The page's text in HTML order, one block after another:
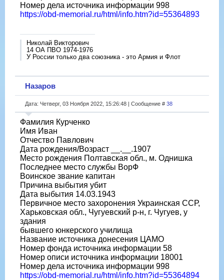
Номер дела источника информации 998
https://obd-memorial.ru/html/info.htm?id=55364893
Николай Викторович
14 ОА ПВО 1974-1976
У России только два союзника - это Армия и Флот
Назаров
Дата: Четверг, 03 Ноября 2022, 15:26:48 | Сообщение # 38
Фамилия Курченко
Имя Иван
Отчество Павлович
Дата рождения/Возраст __.__.1907
Место рождения Полтавская обл., м. Однишка
Последнее место службы ВорФ
Воинское звание капитан
Причина выбытия убит
Дата выбытия 14.03.1943
Первичное место захоронения Украинская ССР,
Харьковская обл., Чугуевский р-н, г. Чугуев, у
здания
бывшего юнкерского училища
Название источника донесения ЦАМО
Номер фонда источника информации 58
Номер описи источника информации 18001
Номер дела источника информации 998
https://obd-memorial.ru/html/info.htm?id=55364894